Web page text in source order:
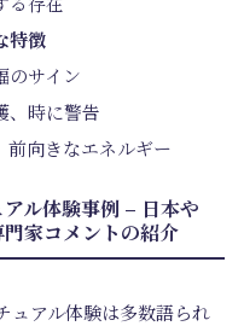
特徴
のサイン
、時に警告
前向きなエネルギー
ル体験事例 – 日本や
家コメントの紹介
ュアル体験は多数語られ